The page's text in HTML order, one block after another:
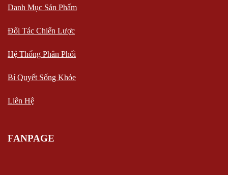
Danh Mục Sản Phẩm
Đối Tác Chiến Lược
Hệ Thống Phân Phối
Bí Quyết Sống Khỏe
Liên Hệ
FANPAGE